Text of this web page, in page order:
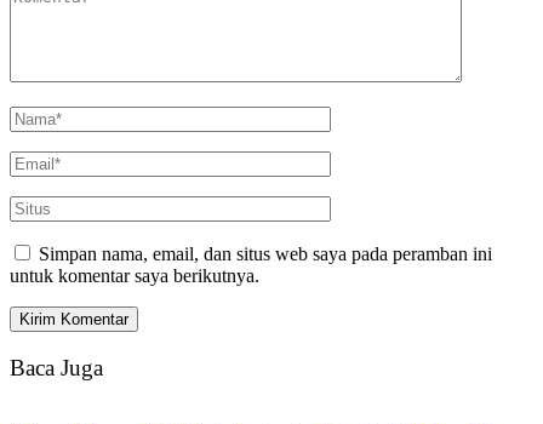
Simpan nama, email, dan situs web saya pada peramban ini
untuk komentar saya berikutnya.
Baca Juga